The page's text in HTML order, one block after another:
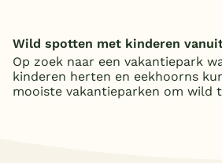
Wild spotten met kinderen
Op zoek naar een vakantiepark
kinderen herten en eekhoorns
mooiste vakantieparken om wild